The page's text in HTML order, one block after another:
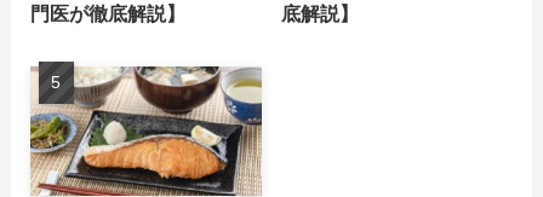
門医が徹底解説】
底解説】